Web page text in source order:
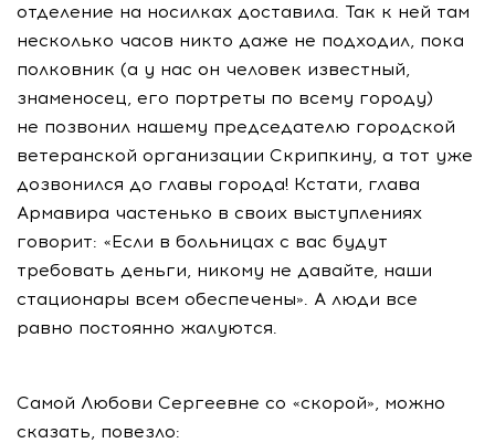
отделение на носилках доставила. Так к ней там
несколько часов никто даже не подходил, пока
полковник (а у нас он человек известный,
знаменосец, его портреты по всему городу)
не позвонил нашему председателю городской
ветеранской организации Скрипкину, а тот уже
дозвонился до главы города! Кстати, глава
Армавира частенько в своих выступлениях
говорит: «Если в больницах с вас будут
требовать деньги, никому не давайте, наши
стационары всем обеспечены». А люди все
равно постоянно жалуются.
Самой Любови Сергеевне со «скорой», можно
сказать, повезло: